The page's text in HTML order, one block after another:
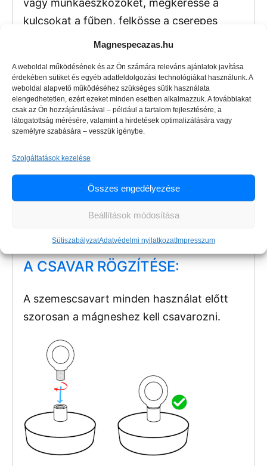
Magnespecazas.hu
A weboldal működésének és az Ön számára releváns ajánlatok javítása
érdekében sütiket és egyéb adatfeldolgozási technológiákat használunk. A
weboldal alapvető működéséhez szükséges sütik használata
elengedhetetlen, ezért ezeket minden esetben alkalmazzuk. A továbbiakat
csak az Ön hozzájárulásával – például a tartalom fejlesztésére, a
látogatottság mérésére, valamint a hirdetések optimalizálására vagy
személyre szabására – vesszük igénybe.
Szolgáltatások kezelése
Összes engedélyezése
Beállítások módosítása
SütiszabályzatAdatvédelmi nyilatkozatImpresszum
vagy munkaeszközöket, megkeresse a
kulcsokat a fűben, felkösse a cserepes
virágokat a lugasra, ha van vastartója,
kutakat vagy megtisztítsa a szökőkutat az
érméktől.
Kiegészítők
vásárolni, hogy ne vágja meg magát az éles
tárgyak eltávolításakor, és egy erős
poliészter kötelet, amely megkönnyíti a
mágnes leválasztását és a vízből való
kihúzását.
A CSAVAR RÖGZÍTÉSE:
A szemescsavart minden használat előtt
szorosan a mágneshez kell csavarozni.